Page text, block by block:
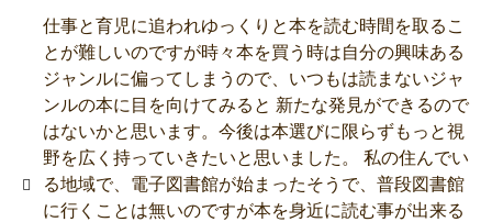
仕事と育児に追われゆっくりと本を読む時間を取るこ
とが難しいのですが時々本を買う時は自分の興味ある
ジャンルに偏ってしまうので、いつもは読まないジャ
ンルの本に目を向けてみると 新たな発見ができるので
はないかと思います。今後は本選びに限らずもっと視
野を広く持っていきたいと思いました。 私の住んでい
る地域で、電子図書館が始まったそうで、普段図書館
に行くことは無いのですが本を身近に読む事が出来る